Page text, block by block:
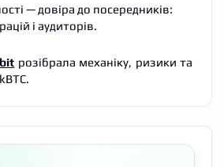
— довіра до посередників:
і аудиторів.
розібрала механіку, ризики та